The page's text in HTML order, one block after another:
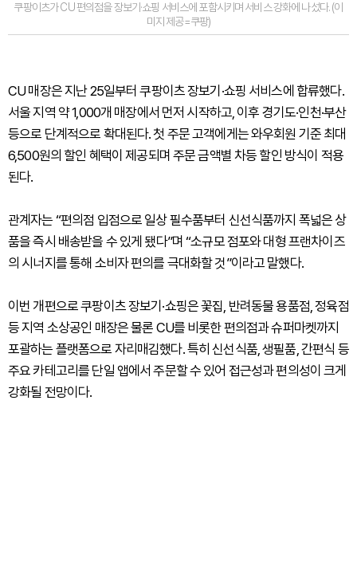
쿠팡이츠가 CU 편의점을 장보기·쇼핑 서비스에 포함시키며 서비스 강화에 나섰다. (이
미지 제공=쿠팡)
CU 매장은 지난 25일부터 쿠팡이츠 장보기·쇼핑 서비스에 합류했다.
서울 지역 약 1,000개 매장에서 먼저 시작하고, 이후 경기도·인천·부산
등으로 단계적으로 확대된다. 첫 주문 고객에게는 와우회원 기준 최대
6,500원의 할인 혜택이 제공되며 주문 금액별 차등 할인 방식이 적용
된다.
관계자는 “편의점 입점으로 일상 필수품부터 신선식품까지 폭넓은 상
품을 즉시 배송받을 수 있게 됐다”며 “소규모 점포와 대형 프랜차이즈
의 시너지를 통해 소비자 편의를 극대화할 것”이라고 말했다.
이번 개편으로 쿠팡이츠 장보기·쇼핑은 꽃집, 반려동물 용품점, 정육점
등 지역 소상공인 매장은 물론 CU를 비롯한 편의점과 슈퍼마켓까지
포괄하는 플랫폼으로 자리매김했다. 특히 신선식품, 생필품, 간편식 등
주요 카테고리를 단일 앱에서 주문할 수 있어 접근성과 편의성이 크게
강화될 전망이다.